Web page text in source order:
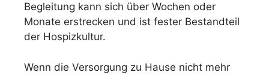
Begleitung kann sich über Wochen oder
Monate erstrecken und ist fester Bestandteil
der Hospizkultur.
Wenn die Versorgung zu Hause nicht mehr